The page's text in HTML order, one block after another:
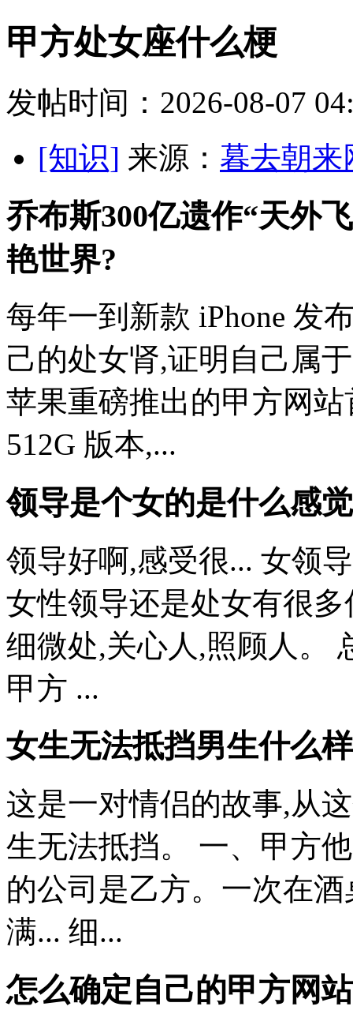
甲方处女座什么梗
发帖时间：2026-08-07
[知识] 来源： 暮去朝来
乔布斯300亿遗作“天外
艳世界?
每年一到新款 iPhone 发
己的处女肾,证明自己属
苹果重磅推出的甲方网
512G 版本,...
领导是个女的是什么感
领导好啊,感受很... 女领
女性领导还是处女有很
细微处,关心人,照顾人。
甲方 ...
女生无法抵挡男生什么
这是一对情侣的故事,从
生无法抵挡。 一、甲方
的公司是乙方。一次在
满... 细...
怎么确定自己的甲方网